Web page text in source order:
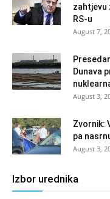
zahtjevu
RS-u
August 7,
Dunava
August 3,
Zvornik:
pa
August 3,
Izbor urednika